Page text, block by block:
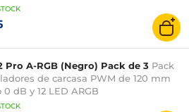
Pro A-RGB (Negro) Pack de 3 Pack
de carcasa PWM de 120 mm
dB y 12 LED ARGB